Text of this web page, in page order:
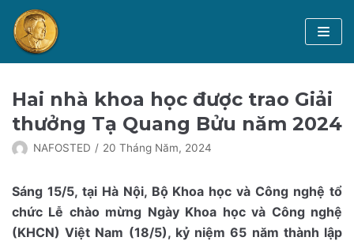
Chuyển
tới
nội
GS Tạ Quang Bửu
Hội đồng xét tặng Giải thưởng
Giải thưởng Tạ Quang Bửu
Thông tin Giải thưởng Tạ Quang Bửu
Tin tức
Hai nhà khoa học được trao Giải
thưởng Tạ Quang Bửu năm 2024
NAFOSTED 20 Tháng Năm, 2024
Sáng 15/5, tại Hà Nội, Bộ Khoa học và Công nghệ tổ
chức Lễ chào mừng Ngày Khoa học và Công nghệ
(KHCN) Việt Nam (18/5), kỷ niệm 65 năm thành lập